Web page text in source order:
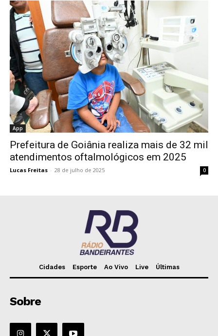
App
Prefeitura de Goiânia realiza mais de 32 mil
atendimentos oftalmológicos em 2025
Lucas Freitas - 28 de julho de 2025 0
Cidades Esporte Ao Vivo Live Últimas
Sobre